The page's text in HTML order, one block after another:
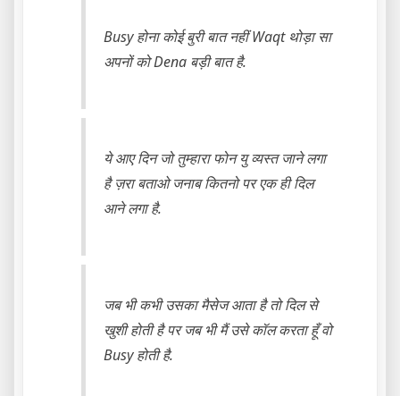
Busy होना कोई बुरी बात नहीं Waqt थोड़ा सा
अपनों को Dena बड़ी बात है.
ये आए दिन जो तुम्हारा फोन यु व्यस्त जाने लगा
है ज़रा बताओ जनाब कितनो पर एक ही दिल
आने लगा है.
जब भी कभी उसका मैसेज आता है तो दिल से
खुशी होती है पर जब भी मैं उसे कॉल करता हूँ वो
Busy होती है.